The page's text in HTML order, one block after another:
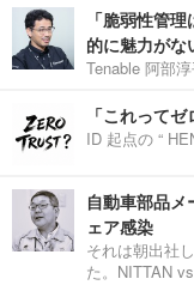
「脆弱性管
的に魅力がな
Tenable 阿部
「これって
ID 起点の “
自動車部品
ェア感染
それは朝出社
た。NITTAN